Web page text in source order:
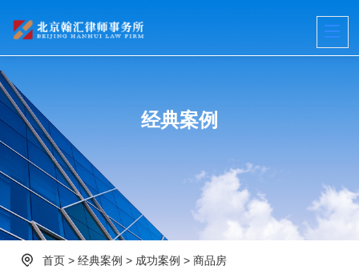
经典案例
首页 >经典案例 > 成功案例 >商品房